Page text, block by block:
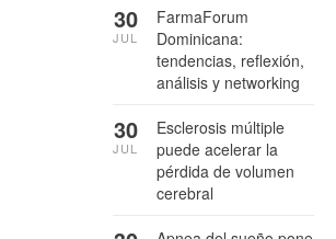
FarmaForum
Dominicana:
tendencias, reflexión,
análisis y networking
30
JUL
Esclerosis múltiple
puede acelerar la
pérdida de volumen
cerebral
30
JUL